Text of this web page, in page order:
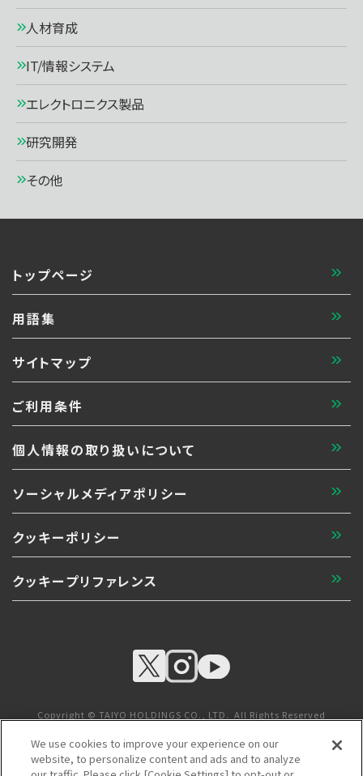
人材育成
IT/情報システム
エレクトロニクス製品
研究開発
その他
トップページ
用語集
サイトマップ
ご利用条件
個人情報の取り扱いについて
ソーシャルメディアポリシー
クッキーポリシー
クッキープリファレンス
Copyright © TAIYO HOLDINGS CO., LTD. All Rights Reserved
太陽ホールディングス株式会社 グループ企業
We use cookies to improve your experience on our
website, to personalize content and ads and to analyze